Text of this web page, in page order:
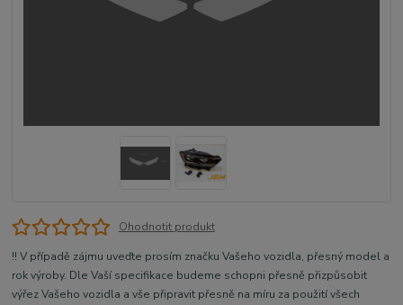
Ohodnotit produkt
!! V případě zájmu uveďte prosím značku Vašeho vozidla, přesný model a
rok výroby. Dle Vaší specifikace budeme schopni přesně přizpůsobit
výřez Vašeho vozidla a vše připravit přesně na míru za použití všech